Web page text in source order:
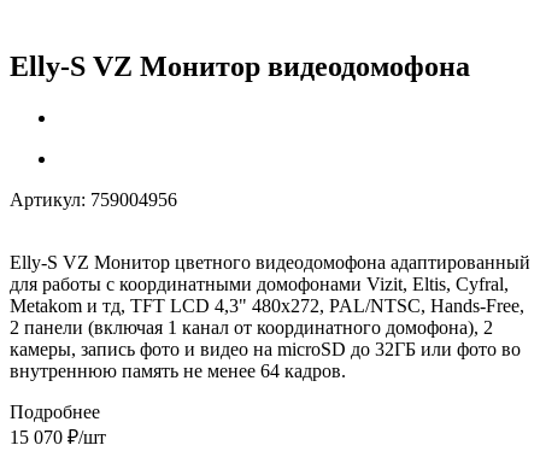
Elly-S VZ Монитор видеодомофона
Артикул: 759004956
Elly-S VZ Монитор цветного видеодомофона адаптированный
для работы с координатными домофонами Vizit, Eltis, Cyfral,
Metakom и тд, TFT LCD 4,3" 480x272, PAL/NTSC, Hands-Free,
2 панели (включая 1 канал от координатного домофона), 2
камеры, запись фото и видео на microSD до 32ГБ или фото во
внутреннюю память не менее 64 кадров.
Подробнее
15 070 ₽/шт